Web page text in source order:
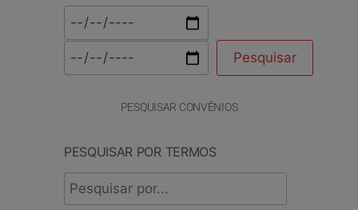
PESQUISAR CONVÊNIOS
PESQUISAR POR TERMOS